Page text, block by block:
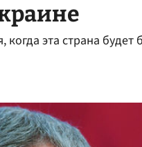
эта страна будет